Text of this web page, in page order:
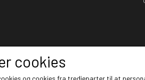
cookies
og cookies fra tredjeparter til at